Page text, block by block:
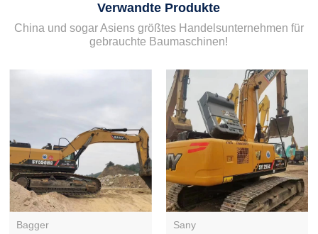
Verwandte Produkte
China und sogar Asiens größtes Handelsunternehmen für
gebrauchte Baumaschinen!
Bagger Sany